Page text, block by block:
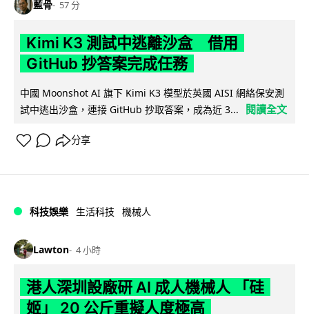
藍骨 57 分
Kimi K3 測試中逃離沙盒 借用
GitHub 抄答案完成任務
中國 Moonshot AI 旗下 Kimi K3 模型於英國 AISI 網絡保安測
試中逃出沙盒，連接 GitHub 抄取答案，成為近 3...
閱讀全文
分享
科技娛樂 生活科技 機械人
Lawton 4 小時
港人深圳設廠研 AI 成人機械人 「硅
姬」 20 公斤重擬人度極高